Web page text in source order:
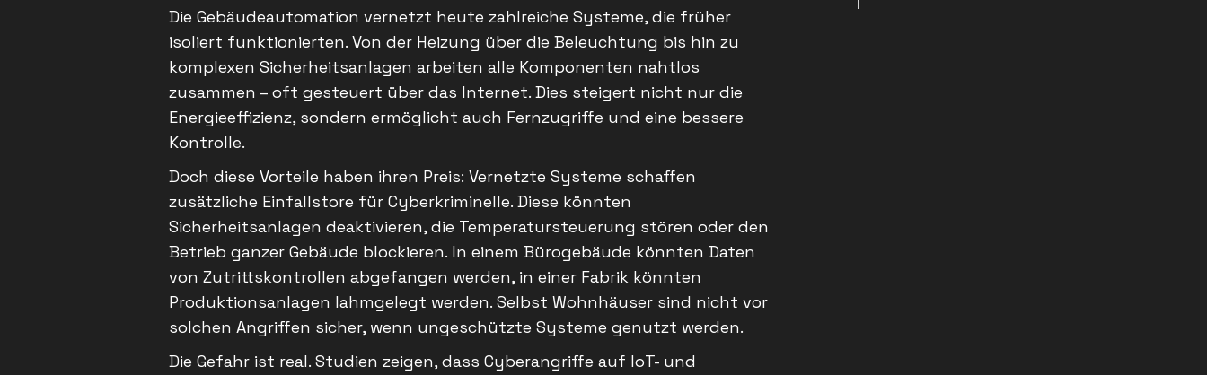
Die Gebäudeautomation vernetzt heute zahlreiche Systeme, die früher
isoliert funktionierten. Von der Heizung über die Beleuchtung bis hin zu
komplexen Sicherheitsanlagen arbeiten alle Komponenten nahtlos
zusammen – oft gesteuert über das Internet. Dies steigert nicht nur die
Energieeffizienz, sondern ermöglicht auch Fernzugriffe und eine bessere
Kontrolle.
Doch diese Vorteile haben ihren Preis: Vernetzte Systeme schaffen
zusätzliche Einfallstore für Cyberkriminelle. Diese könnten
Sicherheitsanlagen deaktivieren, die Temperatursteuerung stören oder den
Betrieb ganzer Gebäude blockieren. In einem Bürogebäude könnten Daten
von Zutrittskontrollen abgefangen werden, in einer Fabrik könnten
Produktionsanlagen lahmgelegt werden. Selbst Wohnhäuser sind nicht vor
solchen Angriffen sicher, wenn ungeschützte Systeme genutzt werden.
Die Gefahr ist real. Studien zeigen, dass Cyberangriffe auf IoT- und